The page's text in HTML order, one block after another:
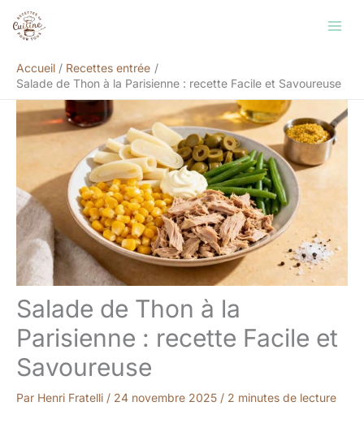
Accueil
Recettes entrée
Salade de Thon à la Parisienne : recette Facile et Savoureuse
Salade de Thon à la
Parisienne : recette Facile et
Savoureuse
Par Henri Fratelli / 24 novembre 2025 / 2 minutes de lecture
Rechercher